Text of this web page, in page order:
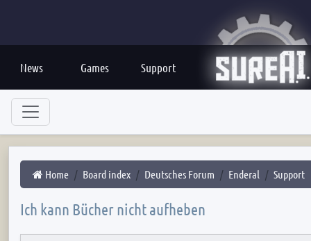
News Games Support
Home Board index Deutsches Forum Enderal Support
Ich kann Bücher nicht aufheben